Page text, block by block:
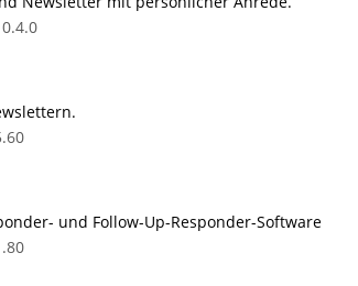
und Follow-Up-Responder-Software